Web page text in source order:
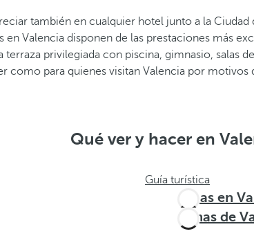
también en cualquier hotel junto a la Ciudad
Valencia disponen de las prestaciones más
privilegiada con piscina, gimnasio,
como para quienes visitan Valencia por motivos
Qué ver y hacer en
Guía turística
Rutas en
Zonas de